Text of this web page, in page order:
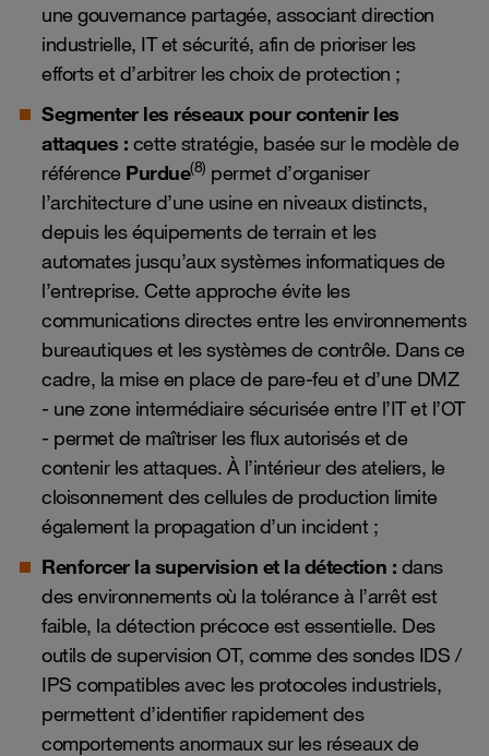
une gouvernance partagée, associant direction
industrielle, IT et sécurité, afin de prioriser les
efforts et d’arbitrer les choix de protection ;
Segmenter les réseaux pour contenir les
attaques : cette stratégie, basée sur le modèle de
référence Purdue(8) permet d’organiser
l’architecture d’une usine en niveaux distincts,
depuis les équipements de terrain et les
automates jusqu’aux systèmes informatiques de
l’entreprise. Cette approche évite les
communications directes entre les environnements
bureautiques et les systèmes de contrôle. Dans ce
cadre, la mise en place de pare-feu et d’une DMZ
- une zone intermédiaire sécurisée entre l’IT et l’OT
- permet de maîtriser les flux autorisés et de
contenir les attaques. À l’intérieur des ateliers, le
cloisonnement des cellules de production limite
également la propagation d’un incident ;
Renforcer la supervision et la détection : dans
des environnements où la tolérance à l’arrêt est
faible, la détection précoce est essentielle. Des
outils de supervision OT, comme des sondes IDS /
IPS compatibles avec les protocoles industriels,
permettent d’identifier rapidement des
comportements anormaux sur les réseaux de